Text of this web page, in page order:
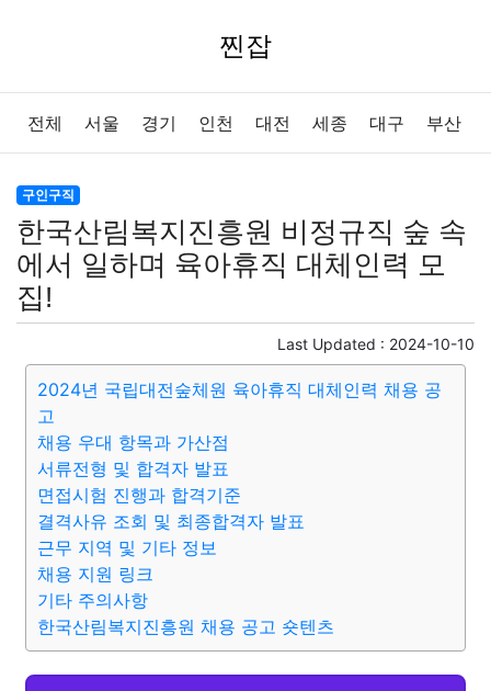
찐잡
전체 서울 경기 인천 대전 세종 대구 부산
울산
전남 제주
구인구직
한국산림복지진흥원 비정규직 숲 속
에서 일하며 육아휴직 대체인력 모
집!
Last Updated : 2024-10-10
2024년 국립대전숲체원 육아휴직 대체인력 채용 공
고
채용 우대 항목과 가산점
서류전형 및 합격자 발표
면접시험 진행과 합격기준
결격사유 조회 및 최종합격자 발표
근무 지역 및 기타 정보
채용 지원 링크
기타 주의사항
한국산림복지진흥원 채용 공고 숏텐츠